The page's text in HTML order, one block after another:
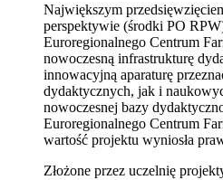
Największym
perspektywie (środki PO
Euroregionalnego Centrum
nowoczesną infrastrukturę
innowacyjną aparaturę
dydaktycznych, jak i
nowoczesnej bazy
Euroregionalnego Centrum
wartość projektu wyniosła
Złożone przez uczelnię